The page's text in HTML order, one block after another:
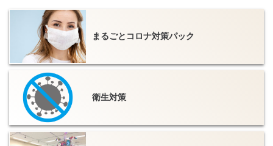
まるごとコロナ対策パック
衛生対策